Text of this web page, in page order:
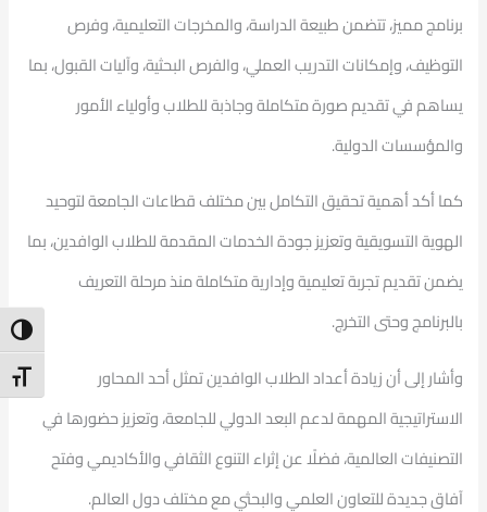
برنامج مميز، تتضمن طبيعة الدراسة، والمخرجات التعليمية، وفرص
التوظيف، وإمكانات التدريب العملي، والفرص البحثية، وآليات القبول، بما
يساهم في تقديم صورة متكاملة وجاذبة للطلاب وأولياء الأمور
والمؤسسات الدولية.
كما أكد أهمية تحقيق التكامل بين مختلف قطاعات الجامعة لتوحيد
الهوية التسويقية وتعزيز جودة الخدمات المقدمة للطلاب الوافدين، بما
يضمن تقديم تجربة تعليمية وإدارية متكاملة منذ مرحلة التعريف
بالبرنامج وحتى التخرج.
وأشار إلى أن زيادة أعداد الطلاب الوافدين تمثل أحد المحاور
الاستراتيجية المهمة لدعم البعد الدولي للجامعة، وتعزيز حضورها في
التصنيفات العالمية، فضلًا عن إثراء التنوع الثقافي والأكاديمي وفتح
آفاق جديدة للتعاون العلمي والبحثي مع مختلف دول العالم.